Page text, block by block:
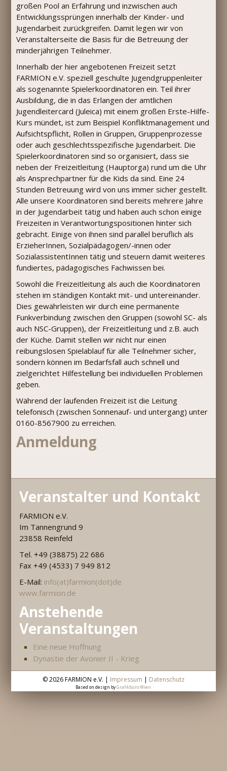
großen Pool an Erfahrung und inzwischen auch
Entwicklungssprüngen innerhalb der Kinder- und
Jugendarbeit zurückgreifen. Damit legen wir von
Veranstalterseite die Basis für die Betreuung der
minderjährigen Teilnehmer.
Innerhalb der hier angebotenen Freizeit setzt
FARMION e.V. speziell geschulte Jugendgruppenleiter
als sogenannte Spielerkoordinatoren ein. Teil ihrer
Ausbildung, die in das Erlangen der amtlichen
Jugendleitercard (Juleica) mit einem großen Erste-Hilfe-
Kurs mündet, ist zum Beispiel Konfliktmanagement und
Aufsichtspflicht, Rollen in Gruppen, Gruppenprozesse
oder auch geschlechtsspezifische Jugendarbeit. Die
Spielerkoordinatoren sind so organisiert, dass sie
neben der Freizeitleitung (Hauptorga) rund um die Uhr
als Ansprechpartner für die Kids da sind. Eine 24
Stunden Betreuung wird von uns immer sicher gestellt.
Alle unsere Koordinatoren sind bereits mehrere Jahre
in der Jugendarbeit tätig und haben auch schon einige
Freizeiten in Verantwortungspositionen hinter sich
gebracht. Einige von ihnen sind parallel beruflich als
ErzieherInnen, Sozialpädagogen/-innen oder
SozialassistentInnen tätig und steuern damit weiteres
fundiertes, pädagogisches Fachwissen bei.
Sowohl die Freizeitleitung als auch die Koordinatoren
stehen im ständigen Kontakt mit- und untereinander.
Dies gewährleisten wir durch eine permanente
Funkverbindung zwischen den Gruppen (sowohl SC- als
auch NSC-Gruppen), der Freizeitleitung und z.B. auch
der Küche. Damit stellen wir nicht nur einen
reibungslosen Spielablauf für alle Teilnehmer sicher,
sondern können im Bedarfsfall auch schnell und
zielgerichtet Hilfestellung bei individuellen Problemen
geben.
Während der laufenden Freizeit ist die Leitung
telefonisch (zwischen Sonnenauf- und untergang) unter
0160-8567900 zu erreichen.
Anmeldung
Veranstalter und Kontakt
FARMION e.V.
Im Tannengrund 9
23858 Reinfeld
Tel. +49 (38875) 22 686
Fax +49 (4533) 7 949 812
E-Mail: info(at)farmion(dot)de
www.farmion.de
Anstehende
Veranstaltungen
Eine neue Hoffnung
Dynastie der Avonier II - Krieg
©2026 FARMION e.V. | Impressum | Datenschutz
Based on design byGrafikbüro Wien